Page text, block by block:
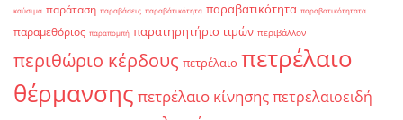
καύσιμα παράταση παραβάσεις παραβάτικότητα παραβατικότητα παραβατικότητατα
παραμεθόριος παραπομπή παρατηρητήριο τιμών περιβάλλον
περιθώριο κέρδους πετρέλαιο πετρέλαιο
θέρμανσης πετρέλαιο κίνησηςπετρελαιοειδή